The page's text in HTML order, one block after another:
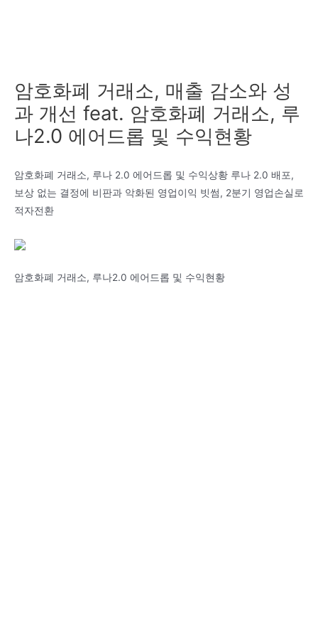
암호화폐 거래소, 매출 감소와 성
과 개선 feat. 암호화폐 거래소, 루
나2.0 에어드롭 및 수익현황
암호화폐 거래소, 루나 2.0 에어드롭 및 수익상황 루나 2.0 배포,
보상 없는 결정에 비판과 악화된 영업이익 빗썸, 2분기 영업손실로
적자전환
암호화폐 거래소, 루나2.0 에어드롭 및 수익현황